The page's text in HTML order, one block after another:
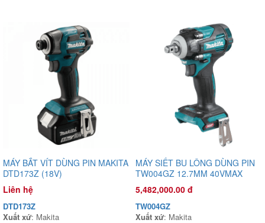
Đầu phun áp lực chất lỏng Con Ong Vàng COV26R 1.0HP Xanh
1,135,000.00 đ
COV26R
Xuất xứ:
MÁY BẮT VÍT DÙNG PIN MAKITA
DTD173Z (18V)
Liên hệ
DTD173Z
Xuất xứ: Makita
MÁY SIẾT BU LÔNG DÙNG PIN
TW004GZ 12.7MM 40VMAX
5,482,000.00 đ
TW004GZ
Xuất xứ: Makita